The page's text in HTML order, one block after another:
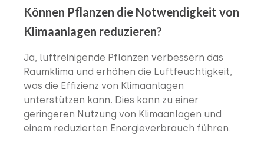
Können Pflanzen die Notwendigkeit von
Klimaanlagen reduzieren?
Ja, luftreinigende Pflanzen verbessern das
Raumklima und erhöhen die Luftfeuchtigkeit,
was die Effizienz von Klimaanlagen
unterstützen kann. Dies kann zu einer
geringeren Nutzung von Klimaanlagen und
einem reduzierten Energieverbrauch führen.